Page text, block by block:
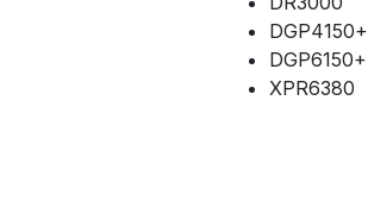
DGP4150+
DGP6150+
XPR6380